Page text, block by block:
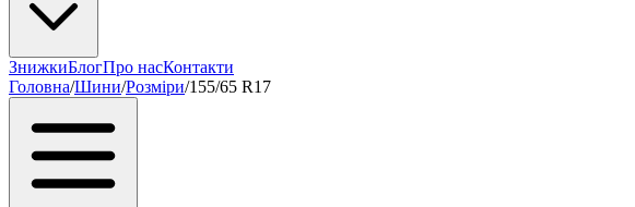
ЗнижкиБлогПро насКонтакти
Головна/Шини/Розміри/155/65 R17